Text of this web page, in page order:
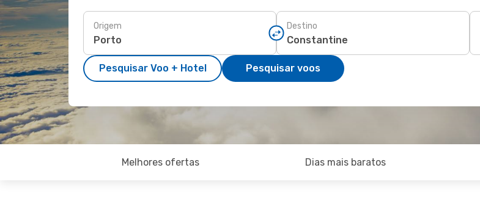
Origem Destino
Pesquisar Voo + Hotel Pesquisar voos
Melhores ofertas Dias mais baratos